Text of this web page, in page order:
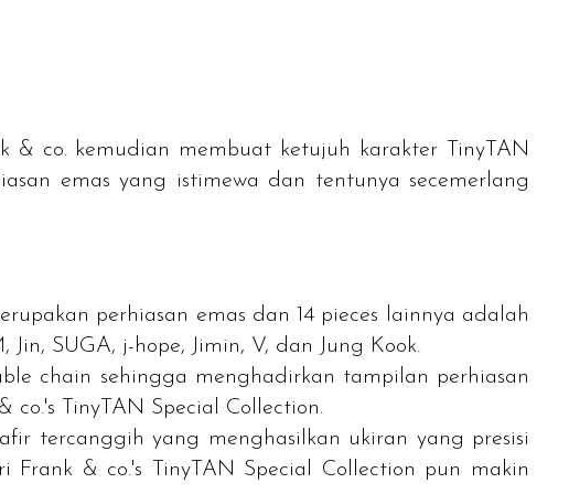
& co. kemudian membuat ketujuh karakter TinyTAN
emas yang istimewa dan tentunya secemerlang
perhiasan emas dan 14 pieces lainnya adalah
SUGA, j-hope, Jimin, V, dan Jung Kook.
chain sehingga menghadirkan tampilan perhiasan
co.'s TinyTAN Special Collection.
tercanggih yang menghasilkan ukiran yang presisi
Frank & co.'s TinyTAN Special Collection pun makin